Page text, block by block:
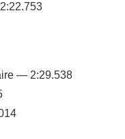
— 2:29.538